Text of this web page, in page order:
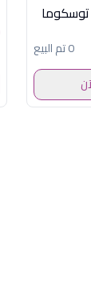
0 تم البيع